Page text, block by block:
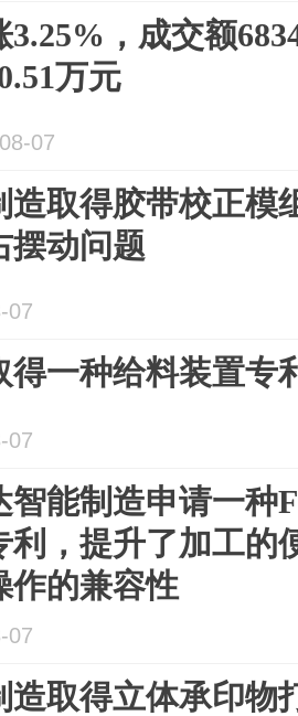
，成交额
万元
07
造取得胶带校正模
摆动问题
07
得一种给料装置专
07
智能制造申请一种
利，提升了加工的
作的兼容性
07
造取得立体承印物